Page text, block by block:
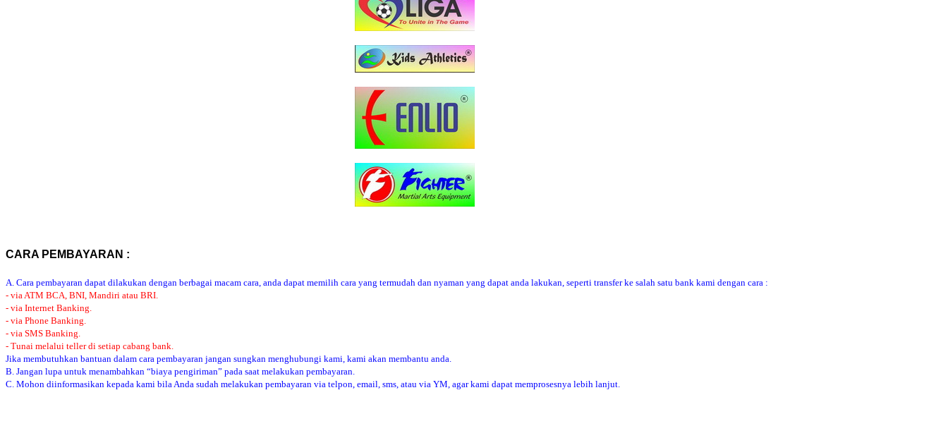
CARA PEMBAYARAN :
A. Cara pembayaran dapat dilakukan dengan berbagai macam cara, anda dapat memilih cara yang termudah dan nyaman yang dapat anda lakukan, seperti transfer ke salah satu bank kami dengan cara :
- via ATM BCA, BNI, Mandiri atau BRI.
- via Internet Banking.
- via Phone Banking.
- via SMS Banking.
- Tunai melalui teller di setiap cabang bank.
Jika membutuhkan bantuan dalam cara pembayaran jangan sungkan menghubungi kami, kami akan membantu anda.
B. Jangan lupa untuk menambahkan “biaya pengiriman” pada saat melakukan pembayaran.
C. Mohon diinformasikan kepada kami bila Anda sudah melakukan pembayaran via telpon, email, sms, atau via YM, agar kami dapat memprosesnya lebih lanjut.